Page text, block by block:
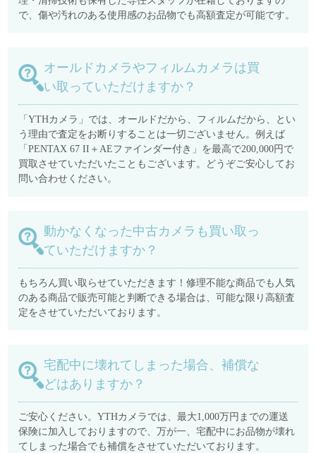
で、傷や汚れのある使用感のお品物でも高額査定が可能です。
オールドカメラやフィルムカメラは買
い取っていただけますか？
「YTHカメラ」では、オールドだから、フィルムだから、とい
う理由で査定をお断りすることは一切ございません。例えば
「PENTAX 67 II＋AEファインダー付き」を最高で200,000円で
買取させていただいたこともございます。どうぞご安心してお
問い合わせください。
動かなくなった中古カメラも買い取っ
ていただけますか？
もちろん買い取らせていただきます！修理不能な商品でも人気
のある商品で販売可能と判断できる場合は、可能な限り高額査
定をさせていただいております。
宅配中に壊れてしまった場合、補償な
どはありますか？
ご安心ください。YTHカメラでは、最大1,000万円までの運送
保険に加入しておりますので、万が一、宅配中にお品物が壊れ
てしまった場合でも補償をさせていただいております。